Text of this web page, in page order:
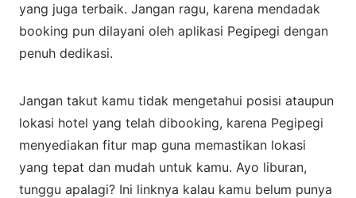
yang juga terbaik. Jangan ragu, karena mendadak
booking pun dilayani oleh aplikasi Pegipegi dengan
penuh dedikasi.
Jangan takut kamu tidak mengetahui posisi ataupun
lokasi hotel yang telah dibooking, karena Pegipegi
menyediakan fitur map guna memastikan lokasi
yang tepat dan mudah untuk kamu. Ayo liburan,
tunggu apalagi? Ini linknya kalau kamu belum punya